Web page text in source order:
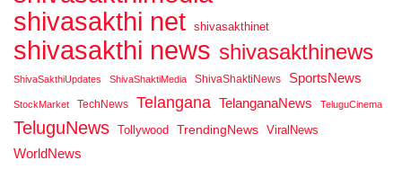
shivasakthi net shivasakthinet
shivasakthi news shivasakthinews
ShivaSakthiUpdates ShivaShaktiMedia ShivaShaktiNews SportsNews
StockMarket TechNews Telangana TelanganaNews TeluguCinema
TeluguNews Tollywood TrendingNews ViralNews
WorldNews